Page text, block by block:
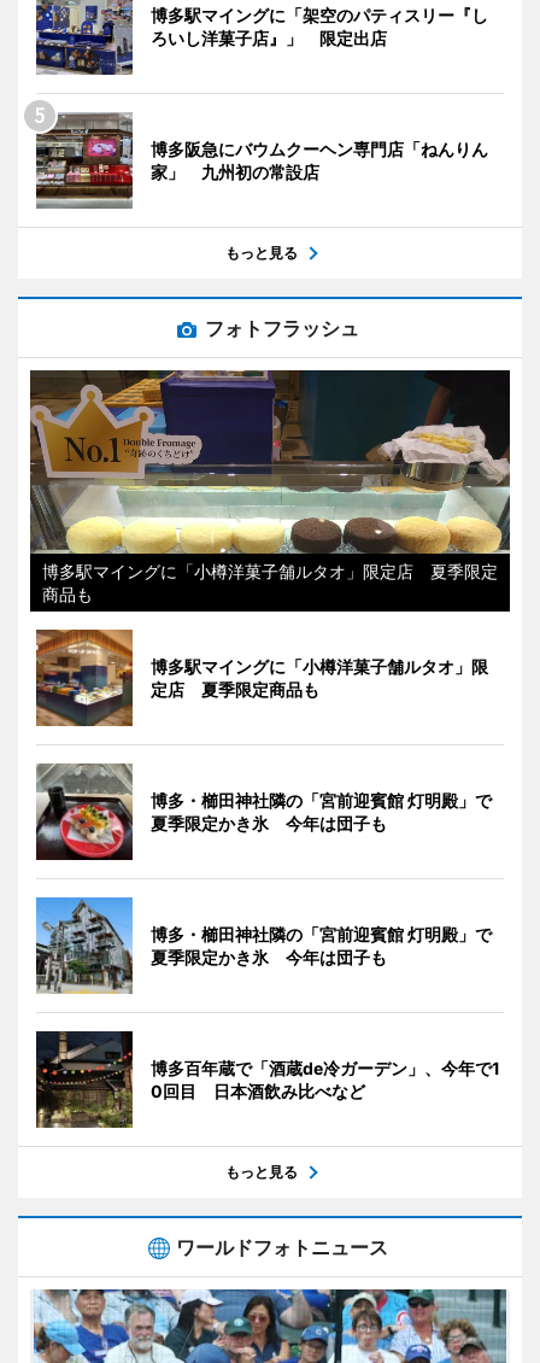
博多駅マイングに「架空のパティスリー『し
ろいし洋菓子店』」 限定出店
博多阪急にバウムクーヘン専門店「ねんりん
家」 九州初の常設店
もっと見る
フォトフラッシュ
博多駅マイングに「小樽洋菓子舗ルタオ」限定店 夏季限定
商品も
博多駅マイングに「小樽洋菓子舗ルタオ」限
定店 夏季限定商品も
博多・櫛田神社隣の「宮前迎賓館 灯明殿」で
夏季限定かき氷 今年は団子も
博多・櫛田神社隣の「宮前迎賓館 灯明殿」で
夏季限定かき氷 今年は団子も
博多百年蔵で「酒蔵de冷ガーデン」、今年で1
0回目 日本酒飲み比べなど
もっと見る
ワールドフォトニュース